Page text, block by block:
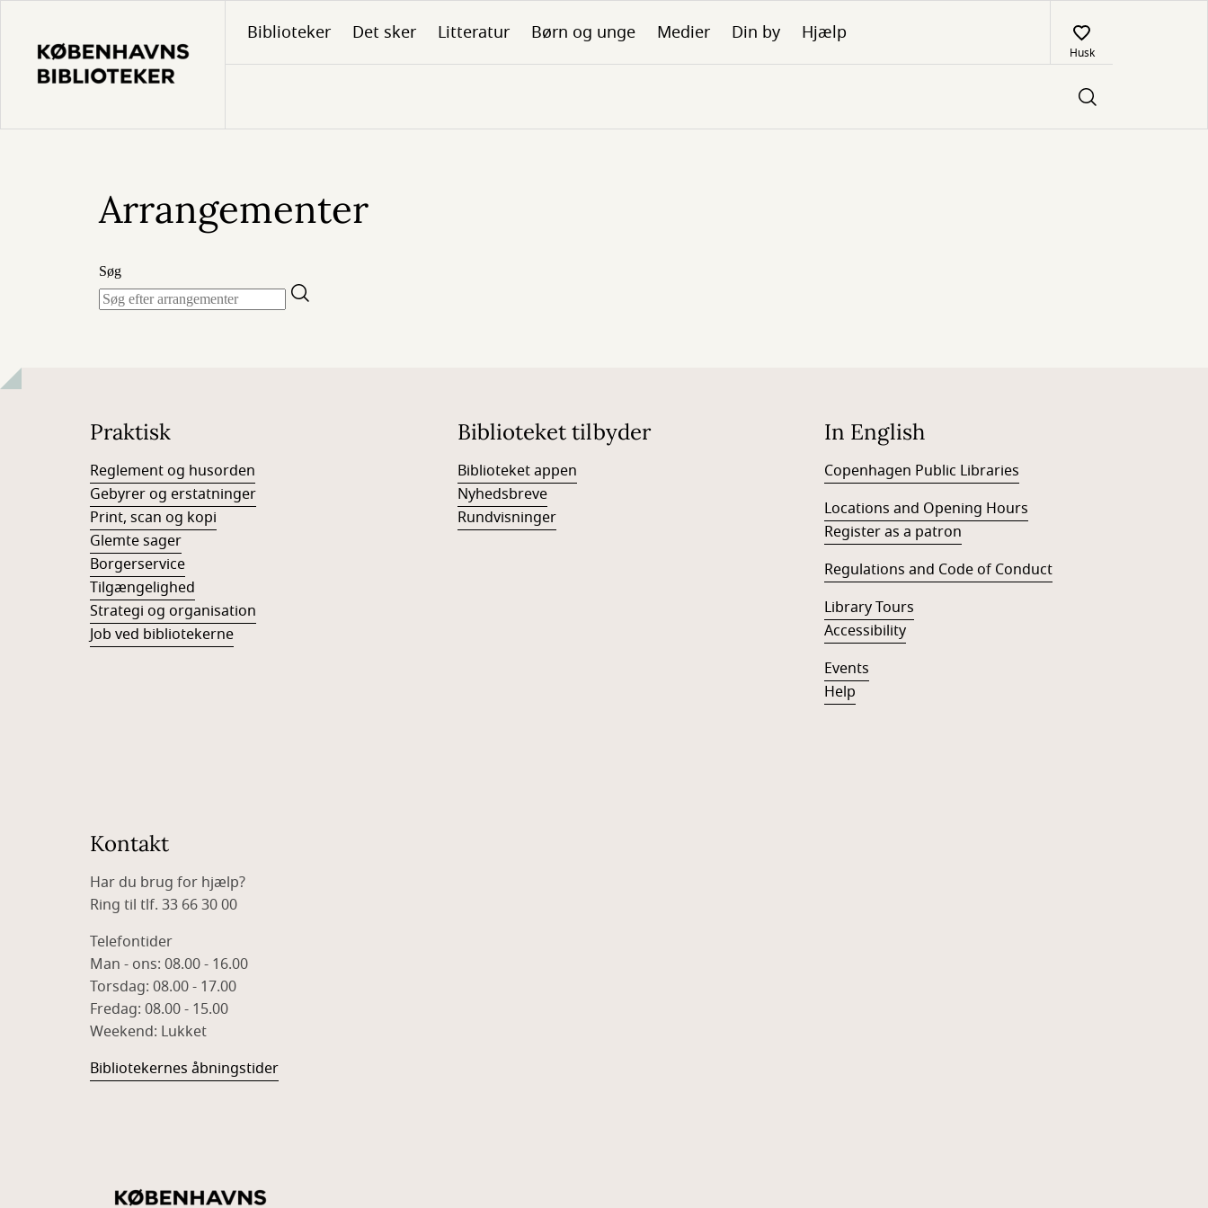
hovedindhold
Biblioteker Det sker Litteratur Børn og unge Medier Din by Hjælp
Husk
Arrangementer
Søg
Praktisk
Reglement og husorden
Gebyrer og erstatninger
Print, scan og kopi
Glemte sager
Borgerservice
Tilgængelighed
Strategi og organisation
Job ved bibliotekerne
Biblioteket tilbyder
Biblioteket appen
Nyhedsbreve
Rundvisninger
In English
Copenhagen Public Libraries
Locations and Opening Hours
Register as a patron
Regulations and Code of Conduct
Library Tours
Accessibility
Events
Help
Kontakt
Har du brug for hjælp?
Ring til tlf. 33 66 30 00
Telefontider
Man - ons: 08.00 - 16.00
Torsdag: 08.00 - 17.00
Fredag: 08.00 - 15.00
Weekend: Lukket
Bibliotekernes åbningstider